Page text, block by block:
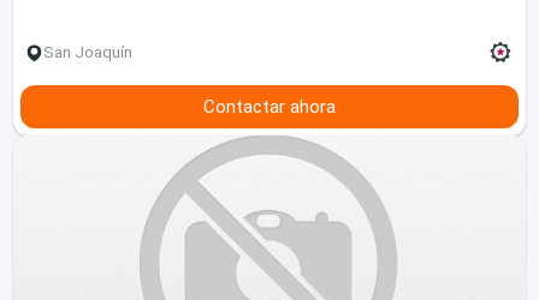
San Joaquín
Contactar ahora